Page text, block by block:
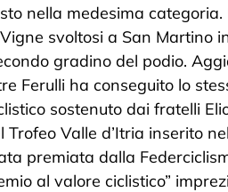
nella medesima
svoltosi a San Martino
gradino del podio.
Ferulli ha conseguito lo
sostenuto dai fratelli
Valle d’Itria inserito
premiata dalla
al valore ciclistico”